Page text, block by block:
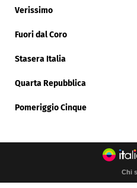
Verissimo
Fuori dal Coro
Stasera Italia
Quarta Repubblica
Pomeriggio Cinque
Chi